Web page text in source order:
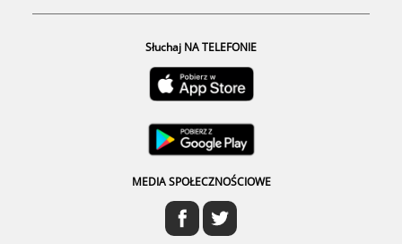
Słuchaj NA TELEFONIE
MEDIA SPOŁECZNOŚCIOWE